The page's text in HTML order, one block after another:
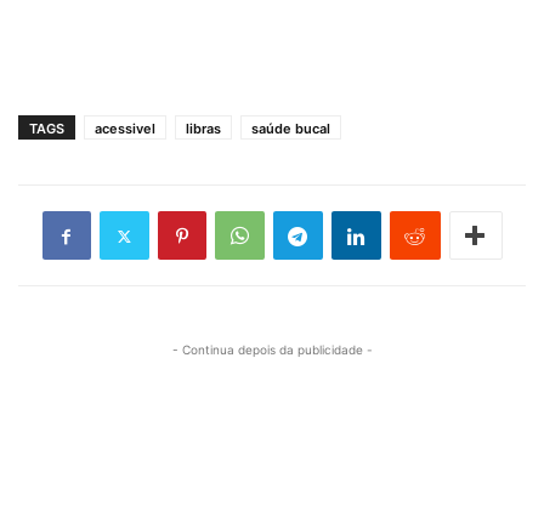
TAGS acessivel libras saúde bucal
- Continua depois da publicidade -